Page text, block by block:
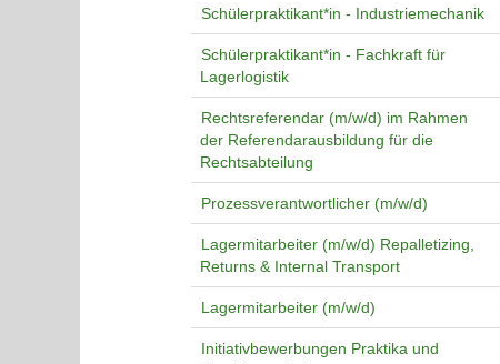
Schülerpraktikant*in - Industriemechanik
Schülerpraktikant*in - Fachkraft für
Lagerlogistik
Rechtsreferendar (m/w/d) im Rahmen
der Referendarausbildung für die
Rechtsabteilung
Prozessverantwortlicher (m/w/d)
Lagermitarbeiter (m/w/d) Repalletizing,
Returns & Internal Transport
Lagermitarbeiter (m/w/d)
Initiativbewerbungen Praktika und